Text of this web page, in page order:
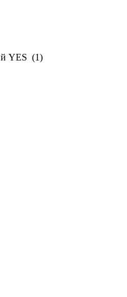
YES (1)